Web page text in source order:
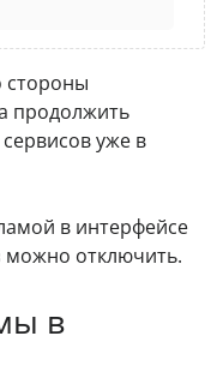
стороны
продолжить
уже в
в интерфейсе
можно отключить.
в